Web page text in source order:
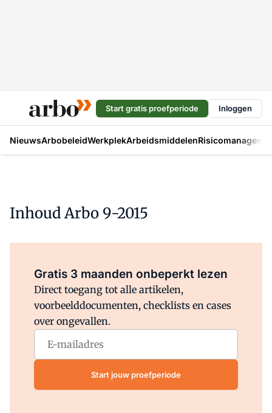
Start gratis proefperiode Inloggen
NieuwsArbobeleidWerkplekArbeidsmiddelen
Inhoud Arbo 9-2015
Gratis 3 maanden onbeperkt lezen
Direct toegang tot alle artikelen,
voorbeelddocumenten, checklists en cases
over ongevallen.
Start jouw proefperiode